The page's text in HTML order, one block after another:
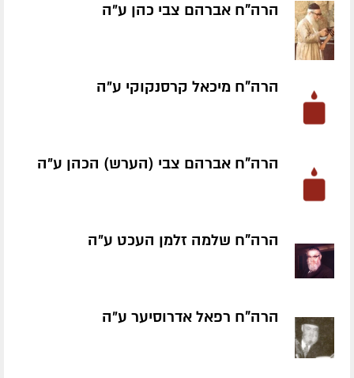
הרה"ח אברהם צבי כהן ע״ה
הרה"ח מיכאל קרסנקוקי ע״ה
הרה"ח אברהם צבי (הערש) הכהן ע״ה
הרה"ח שלמה זלמן העכט ע״ה
הרה"ח רפאל אדרוסיער ע״ה